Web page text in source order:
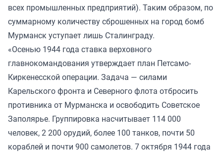
всех промышленных предприятий). Таким образом, по
суммарному количеству сброшенных на город бомб
Мурманск уступает лишь Сталинграду.
«Осенью 1944 года ставка верховного
главнокомандования утверждает план Петсамо-
Киркенесской операции. Задача — силами
Карельского фронта и Северного флота отбросить
противника от Мурманска и освободить Советское
Заполярье. Группировка насчитывает 114 000
человек, 2 200 орудий, более 100 танков, почти 50
кораблей и почти 900 самолетов. 7 октября 1944 года